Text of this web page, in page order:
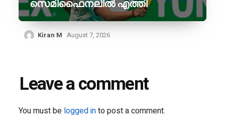
സെമിഫൈനലിൽ എത്തി
Kiran M August 7, 2026
Leave a comment
You must be logged into post a comment.